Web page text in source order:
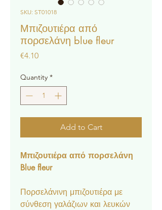
SKU: ST01018
Μπιζουτιέρα από
πορσελάνη blue fleur
€4.10Price
Quantity *
Add to Cart
Μπιζουτιέρα από πορσελάνη
Blue fleur
Πορσελάνινη μπιζουτιέρα με
σύνθεση γαλάζιων και λευκών